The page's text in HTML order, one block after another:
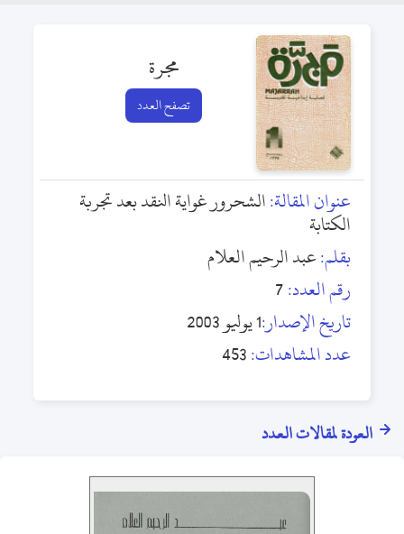
مجرة
تصفح العدد
عنوان المقالة:الشحرور غواية النقد بعد تجربة
الكتابة
بقلم:عبد الرحيم العلام
رقم العدد:7
تاريخ الإصدار:1 يوليو 2003
عدد المشاهدات:453
العودة لمقالات العدد